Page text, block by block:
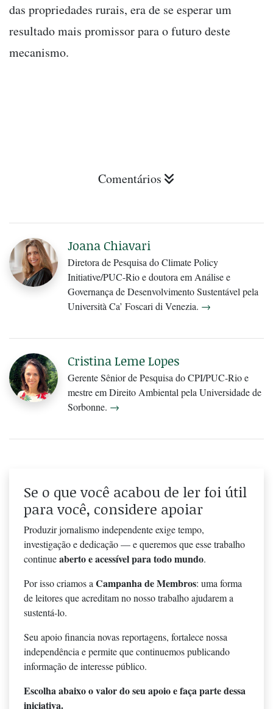
das propriedades rurais, era de se esperar um
resultado mais promissor para o futuro deste
mecanismo.
Comentários
Joana Chiavari
Diretora de Pesquisa do Climate Policy
Initiative/PUC-Rio e doutora em Análise e
Governança de Desenvolvimento Sustentável pela
Università Ca’ Foscari di Venezia. →
Cristina Leme Lopes
Gerente Sênior de Pesquisa do CPI/PUC-Rio e
mestre em Direito Ambiental pela Universidade de
Sorbonne. →
Se o que você acabou de ler foi útil
para você, considere apoiar
Produzir jornalismo independente exige tempo,
investigação e dedicação — e queremos que esse trabalho
continueaberto e acessível para todo mundo.
Por isso criamos a Campanha de Membros: uma forma
de leitores que acreditam no nosso trabalho ajudarem a
sustentá-lo.
Seu apoio financia novas reportagens, fortalece nossa
independência e permite que continuemos publicando
informação de interesse público.
Escolha abaixo o valor do seu apoio e faça parte dessa
iniciativa.